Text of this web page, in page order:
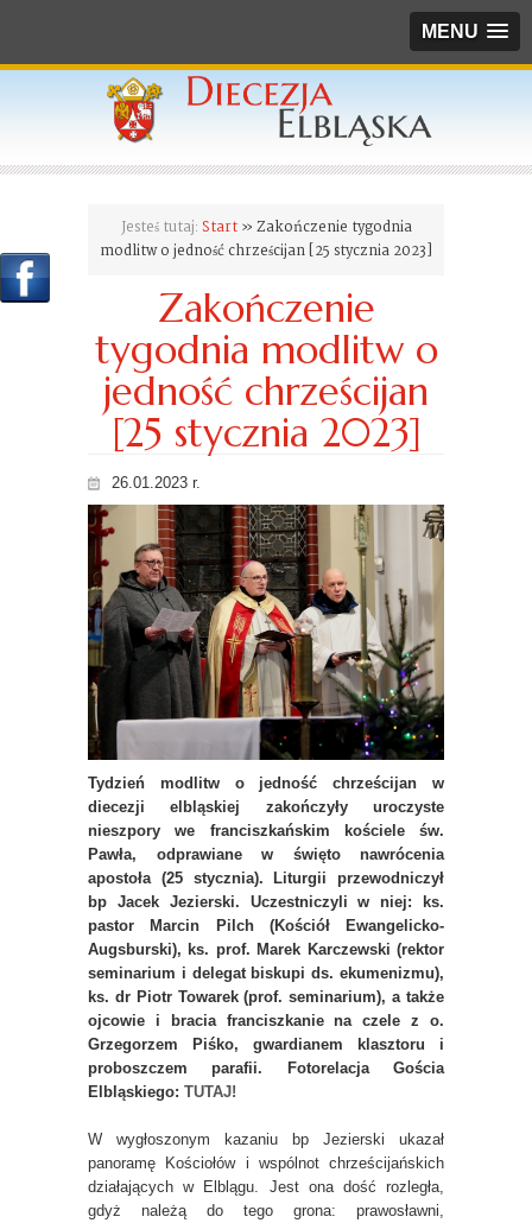
MENU
Jesteś tutaj: Start» Zakończenie tygodnia
modlitw o jedność chrześcijan [25 stycznia 2023]
Zakończenie
tygodnia modlitw o
jedność chrześcijan
[25 stycznia 2023]
26.01.2023 r.
Tydzień modlitw o jedność chrześcijan w
diecezji elbląskiej zakończyły uroczyste
nieszpory we franciszkańskim kościele św.
Pawła, odprawiane w święto nawrócenia
apostoła (25 stycznia). Liturgii przewodniczył
bp Jacek Jezierski. Uczestniczyli w niej: ks.
pastor Marcin Pilch (Kościół Ewangelicko-
Augsburski), ks. prof. Marek Karczewski (rektor
seminarium i delegat biskupi ds. ekumenizmu),
ks. dr Piotr Towarek (prof. seminarium), a także
ojcowie i bracia franciszkanie na czele z o.
Grzegorzem Piśko, gwardianem klasztoru i
proboszczem parafii. Fotorelacja Gościa
Elbląskiego: TUTAJ!
W wygłoszonym kazaniu bp Jezierski ukazał
panoramę Kościołów i wspólnot chrześcijańskich
działających w Elblągu. Jest ona dość rozległa,
gdyż należą do tego grona: prawosławni,